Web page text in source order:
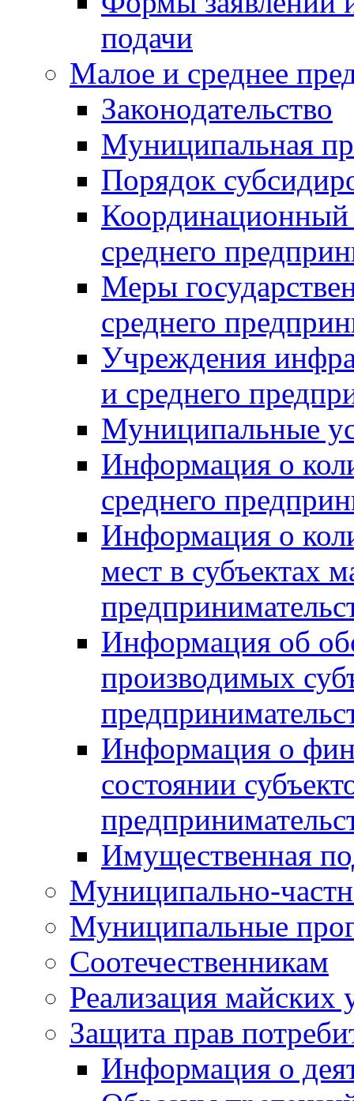
подачи
Малое и среднее
Законодательство
Муниципальная
Порядок
Координационный
среднего
Меры
среднего
Учреждения
и среднего
Муниципальные
Информация о
среднего
Информация о
мест в субъектах
Информация об
производимых
Информация о
состоянии
Имущественная
Муниципально-
Муниципальные
Соотечественникам
Реализация майских
Защита прав
Информация о